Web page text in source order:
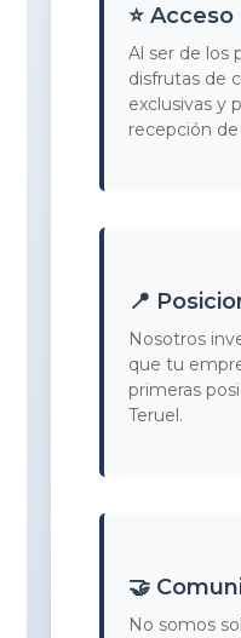
⭐
Al ser de los
disfrutas de
exclusivas y
recepción
📍
Nosotros
que tu
primeras
Teruel.
🤝
No somos